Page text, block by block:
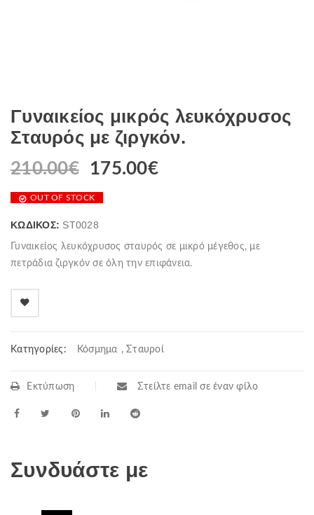
Γυναικείος μικρός λευκόχρυσος
Σταυρός με ζιργκόν.
210.00€
Original
was:
175.00€Η
OUT OF STOCK
ΚΩΔΙΚΌΣ: ST0028
Γυναικείος λευκόχρυσος σταυρός σε μικρό μέγεθος, με
πετράδια ζιργκόν σε όλη την επιφάνεια.
Κατηγορίες: Κόσμημα , Σταυροί
Εκτύπωση Στείλτε email σε έναν φίλο
Συνδυάστε με